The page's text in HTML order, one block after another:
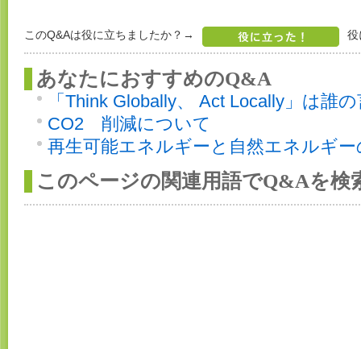
このQ&Aは役に立ちましたか？→ 役
あなたにおすすめのQ&A
「Think Globally、 Act Locally」は誰
CO2 削減について
再生可能エネルギーと自然エネルギー
このページの関連用語でQ&Aを検